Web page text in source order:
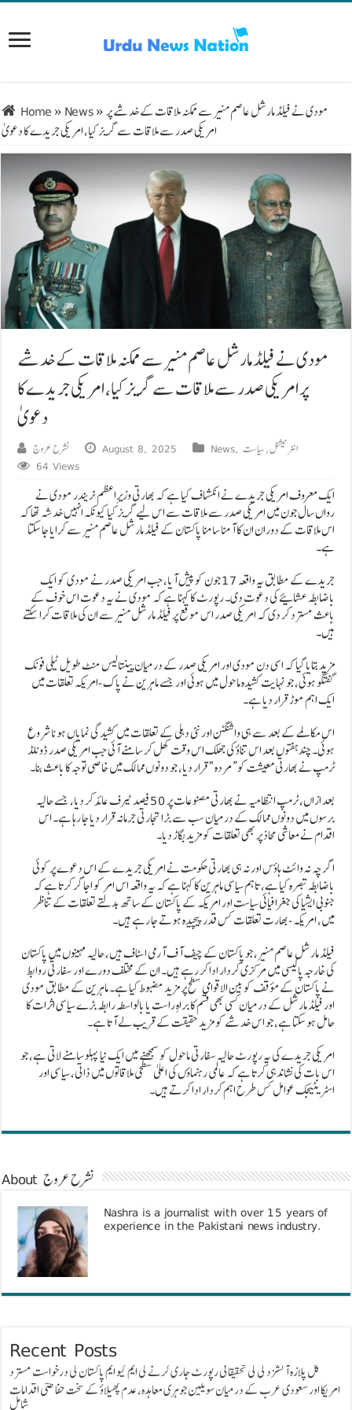
Home » News»مودی نے فیلڈ مارشل عاصم منیر سے ممکنہ ملاقات کے خدشے پر
امریکی صدر سے ملاقات سے گریز کیا، امریکی جریدے کا دعویٰ
مودی نے فیلڈ مارشل عاصم منیر سے ممکنہ ملاقات کے خدشے
پر امریکی صدر سے ملاقات سے گریز کیا، امریکی جریدے کا
دعویٰ
نشرح عروج August 8, 2025 News, انٹرنیشنل,سیاست
64 Views
ایک معروف امریکی جریدے نے انکشاف کیا ہے کہ بھارتی وزیرِاعظم نریندر مودی نے
رواں سال جون میں امریکی صدر سے ملاقات سے اس لیے گریز کیا کیونکہ انہیں خدشہ تھا کہ
اس ملاقات کے دوران ان کا آمنا سامنا پاکستان کے فیلڈ مارشل عاصم منیر سے کرایا جا سکتا
ہے۔
جریدے کے مطابق یہ واقعہ 17 جون کو پیش آیا، جب امریکی صدر نے مودی کو ایک
باضابطہ عشائیے کی دعوت دی۔ رپورٹ کا کہنا ہے کہ مودی نے یہ دعوت اس خوف کے
باعث مسترد کر دی کہ امریکی صدر اس موقع پر فیلڈ مارشل منیر سے ان کی ملاقات کرا سکتے
ہیں۔
مزید بتایا گیا کہ اسی دن مودی اور امریکی صدر کے درمیان پینتالیس منٹ طویل ٹیلی فونک
گفتگو ہوئی، جو نہایت کشیدہ ماحول میں ہوئی اور جسے ماہرین نے پاک-امریکہ تعلقات میں
ایک اہم موڑ قرار دیا ہے۔
اس مکالمے کے بعد سے ہی واشنگٹن اور نئی دہلی کے تعلقات میں کشیدگی نمایاں ہونا شروع
ہوئی۔ چند ہفتوں بعد اس تناؤ کی جھلک اس وقت کھل کر سامنے آئی جب امریکی صدر ڈونلڈ
ٹرمپ نے بھارتی معیشت کو “مردہ” قرار دیا، جو دونوں ممالک میں خاصی توجہ کا باعث بنا۔
بعد ازاں، ٹرمپ انتظامیہ نے بھارتی مصنوعات پر 50 فیصد ٹیرف عائد کر دیا، جسے حالیہ
برسوں میں دونوں ممالک کے درمیان سب سے بڑا تجارتی جرمانہ قرار دیا جا رہا ہے۔ اس
اقدام نے معاشی محاذ پر بھی تعلقات کو مزید بگاڑ دیا۔
اگرچہ نہ وائٹ ہاؤس اور نہ ہی بھارتی حکومت نے امریکی جریدے کے اس دعوے پر کوئی
باضابطہ تبصرہ کیا ہے، تاہم سیاسی ماہرین کا کہنا ہے کہ یہ واقعہ اس امر کو اجاگر کرتا ہے کہ
جنوبی ایشیا کی جغرافیائی سیاست اور امریکہ کے پاکستان کے ساتھ بدلتے تعلقات کے تناظر
میں، امریکہ-بھارت تعلقات کس قدر پیچیدہ ہوتے جا رہے ہیں۔
فیلڈ مارشل عاصم منیر، جو پاکستان کے چیف آف آرمی اسٹاف ہیں، حالیہ مہینوں میں پاکستان
کی خارجہ پالیسی میں مرکزی کردار ادا کر رہے ہیں۔ ان کے مختلف دورے اور سفارتی روابط
نے پاکستان کے مؤقف کو بین الاقوامی سطح پر مزید مضبوط کیا ہے۔ ماہرین کے مطابق مودی
اور فیلڈ مارشل کے درمیان کسی بھی قسم کا براہِ راست یا بالواسطہ رابطہ بڑے سیاسی اثرات کا
حامل ہو سکتا ہے، جو اس خدشے کو مزید حقیقت کے قریب لے آتا ہے۔
امریکی جریدے کی یہ رپورٹ حالیہ سفارتی ماحول کو سمجھنے میں ایک نیا پہلو سامنے لاتی ہے، جو
اس بات کی نشاندہی کرتا ہے کہ عالمی رہنماؤں کی اعلیٰ سطحی ملاقاتوں میں ذاتی، سیاسی اور
اسٹریٹیجک عوامل کس طرح اہم کردار ادا کرتے ہیں۔
About نشرح عروج
Nashra is a journalist with over 15 years of
experience in the Pakistani news industry.
Recent Posts
گل پلازہ آتشزدگی کی تحقیقاتی رپورٹ جاری کرنے کی ایم کیو ایم پاکستان کی درخواست مسترد
امریکا اور سعودی عرب کے درمیان سویلین جوہری معاہدہ، عدم پھیلاؤ کے سخت حفاظتی اقدامات
شامل